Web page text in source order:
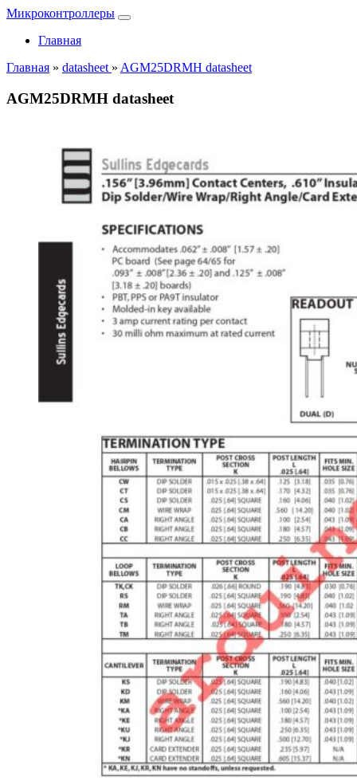
Микроконтроллеры
Главная
Главная » datasheet » AGM25DRMH datasheet
AGM25DRMH datasheet